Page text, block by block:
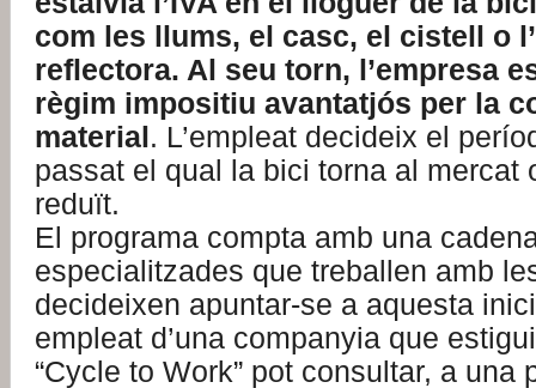
com les llums, el casc, el cistell o
reflectora. Al seu torn, l’empresa
règim impositiu avantatjós per la
material. L’empleat decideix el
passat el qual la bici torna al mercat
reduït.
El programa compta amb una
especialitzades que treballen amb
decideixen apuntar-se a aquesta
empleat d’una companyia que
“Cycle to Work” pot consultar, a una